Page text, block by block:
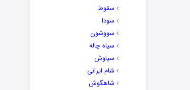
سقوط
سودا
سووشون
سیاه چاله
سیاوش
شام ایرانی
شاهگوش